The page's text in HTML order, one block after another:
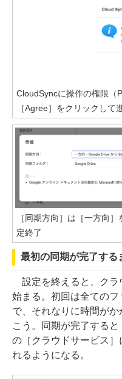
CloudSyncに操作の権限（
［Agree］をクリックして
［同期方向］は［一方向
定終了
最初の同期が完了する
設定を終えると、クラ
始まる。初回は全ての
で、それなりに時間が
こう。同期が完了する
の［クラウドサービス
れるようになる。